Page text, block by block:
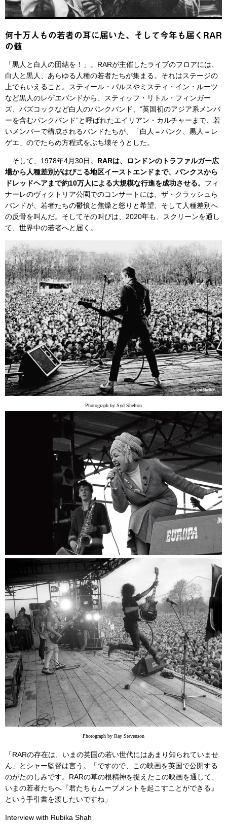
何十万人もの若者の耳に届いた、そして今年も届くRAR
の髄
「黒人と白人の団結を！」。RARが主催したライブのフロアには、
白人と黒人、あらゆる人種の若者たちが集まる。それはステージの
上でもいえること。スティール・パルスやミスティ・イン・ルーツ
など黒人のレゲエバンドから、スティッフ・リトル・フィンガー
ズ、バズコックなど白人のパンクバンド、“英国初のアジア系メンバ
ーを含むパンクバンド”と呼ばれたエイリアン・カルチャーまで、若
いメンバーで構成されるバンドたちが、「白人＝パンク、黒人＝レ
ゲエ」のでたらめ方程式をぶち壊そうとした。
そして、1978年4月30日。 RARは、ロンドンのトラファルガー広
場から人種差別がはびこる地区イーストエンドまで、パンクスから
ドレッドヘアまで約10万人による大規模な行進を成功させる。 フィ
ナーレのヴィクトリア公園でのコンサートには、ザ・クラッシュら
バンドが、若者たちの鬱憤と焦燥と怒りと希望、そして人種差別へ
の反骨を叫んだ。そしてその叫びは、2020年も、スクリーンを通し
て、世界中の若者へと届く。
Photograph by Syd Shelton
Photograph by Ray Stevenson
「RARの存在は、いまの英国の若い世代にはあまり知られていませ
ん」とシャー監督は言う。「ですので、この映画を英国で公開する
のがたのしみです。RARの草の根精神を捉えたこの映画を通して、
いまの若者たちへ『君たちもムーブメントを起こすことができる』
という手引書を渡したいですね」
Interview with Rubika Shah